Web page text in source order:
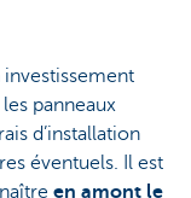
investissement
panneaux
d’installation
éventuels. Il est
en amont le